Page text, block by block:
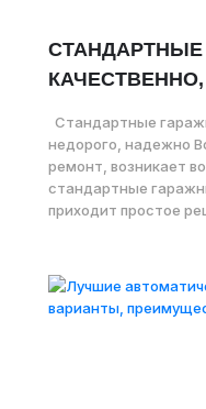
Стандартные
недорого, надежно
ремонт, возникает
стандартные
приходит простое